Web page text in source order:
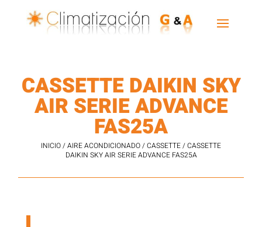
CASSETTE DAIKIN SKY
AIR SERIE ADVANCE
FAS25A
INICIO/AIRE ACONDICIONADO/CASSETTE/ CASSETTE
DAIKIN SKY AIR SERIE ADVANCE FAS25A